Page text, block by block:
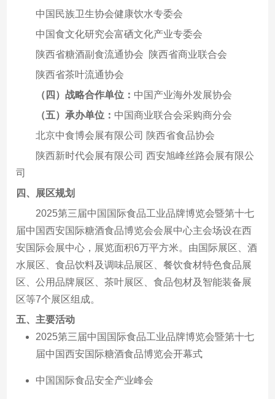
中国民族卫生协会健康饮水专委会
中国食文化研究会富硒文化产业专委会
陕西省糖酒副食流通协会 陕西省商业联合会
陕西省茶叶流通协会
（四）战略合作单位： 中国产业海外发展协会
（五）承办单位： 中国商业联合会采购商分会
北京中食博会展有限公司 陕西省食品协会
陕西新时代会展有限公司 西安旭峰丝路会展有限公
司
四、 展区规划
2025第三届中国国际食品工业品牌博览会暨第十七
届中国西安国际糖酒食品博览会会展中心主会场设在西
安国际会展中心，展览面积6万平方米。由国际展区、酒
水展区、食品饮料及调味品展区、餐饮食材特色食品展
区、公用品牌展区、茶叶展区、食品包材及智能装备展
区等7个展区组成。
五、主要活动
2025第三届中国国际食品工业品牌博览会暨第十七
届中国西安国际糖酒食品博览会开幕式
中国国际食品安全产业峰会